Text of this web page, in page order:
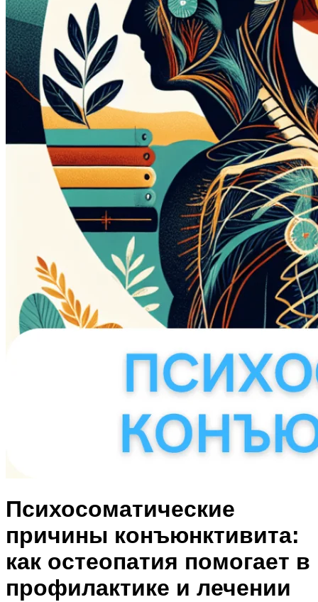
Психосоматические
причины конъюнктивита:
как остеопатия помогает в
профилактике и лечении